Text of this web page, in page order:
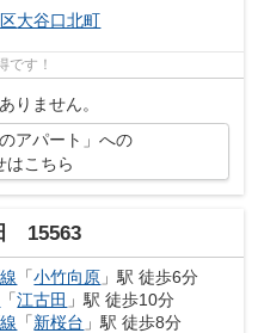
大谷口北町
です！
りません。
アパート」への
はこちら
15563
「小竹向原 」駅 徒歩6分
「江古田 」駅 徒歩10分
「新桜台 」駅 徒歩8分